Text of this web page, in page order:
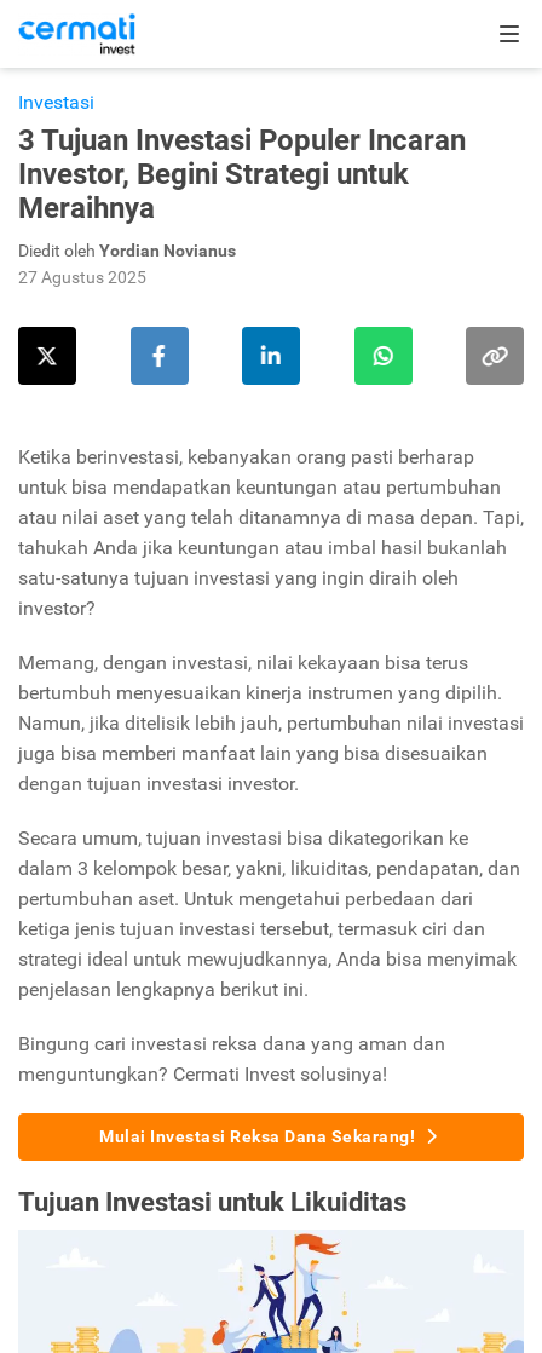
Investasi
3 Tujuan Investasi Populer Incaran
Investor, Begini Strategi untuk
Meraihnya
Diedit oleh Yordian Novianus
27 Agustus 2025
Ketika berinvestasi, kebanyakan orang pasti berharap
untuk bisa mendapatkan keuntungan atau pertumbuhan
atau nilai aset yang telah ditanamnya di masa depan. Tapi,
tahukah Anda jika keuntungan atau imbal hasil bukanlah
satu-satunya tujuan investasi yang ingin diraih oleh
investor?
Memang, dengan investasi, nilai kekayaan bisa terus
bertumbuh menyesuaikan kinerja instrumen yang dipilih.
Namun, jika ditelisik lebih jauh, pertumbuhan nilai investasi
juga bisa memberi manfaat lain yang bisa disesuaikan
dengan tujuan investasi investor.
Secara umum, tujuan investasi bisa dikategorikan ke
dalam 3 kelompok besar, yakni, likuiditas, pendapatan, dan
pertumbuhan aset. Untuk mengetahui perbedaan dari
ketiga jenis tujuan investasi tersebut, termasuk ciri dan
strategi ideal untuk mewujudkannya, Anda bisa menyimak
penjelasan lengkapnya berikut ini.
Bingung cari investasi reksa dana yang aman dan
menguntungkan? Cermati Invest solusinya!
Mulai Investasi Reksa Dana Sekarang!
Tujuan Investasi untuk Likuiditas